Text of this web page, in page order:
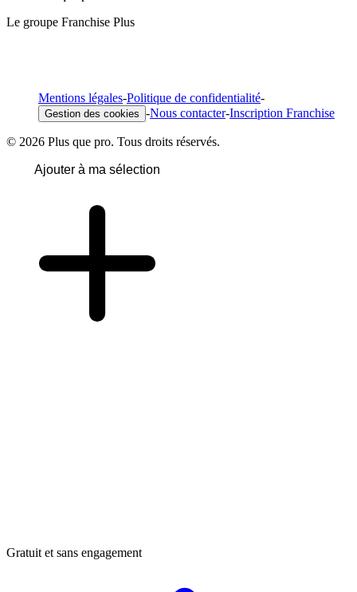
Le groupe Franchise Plus
Mentions légales-Politique de confidentialité-
Gestion des cookies -Nous contacter-Inscription Franchise
© 2026 Plus que pro. Tous droits réservés.
Ajouter à ma sélection
Gratuit et sans engagement